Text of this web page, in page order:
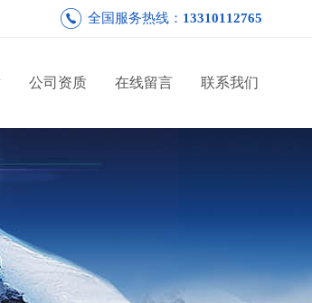
全国服务热线： 13310112765
公司资质 在线留言 联系我们